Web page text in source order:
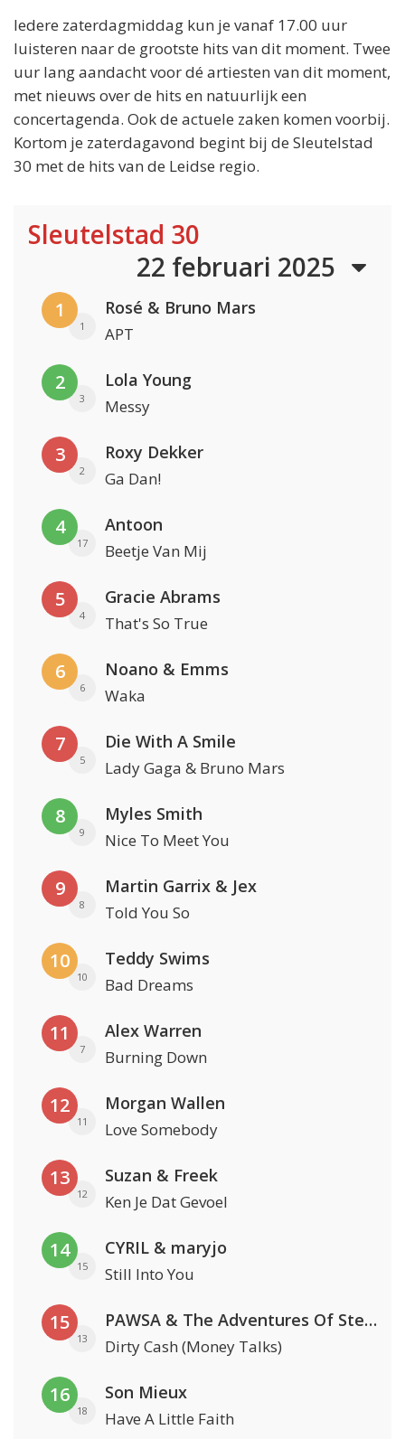
Iedere zaterdagmiddag kun je vanaf 17.00 uur
luisteren naar de grootste hits van dit moment. Twee
uur lang aandacht voor dé artiesten van dit moment,
met nieuws over de hits en natuurlijk een
concertagenda. Ook de actuele zaken komen voorbij.
Kortom je zaterdagavond begint bij de Sleutelstad
30 met de hits van de Leidse regio.
Sleutelstad 30
22 februari 2025
1
1
Rosé & Bruno Mars
APT
2
3
Lola Young
Messy
3
2
Roxy Dekker
Ga Dan!
4
17
Antoon
Beetje Van Mij
5
4
Gracie Abrams
That's So True
6
6
Noano & Emms
Waka
7
5
Die With A Smile
Lady Gaga & Bruno Mars
8
9
Myles Smith
Nice To Meet You
9
8
Martin Garrix & Jex
Told You So
10
10
Teddy Swims
Bad Dreams
11
7
Alex Warren
Burning Down
12
11
Morgan Wallen
Love Somebody
13
12
Suzan & Freek
Ken Je Dat Gevoel
14
15
CYRIL & maryjo
Still Into You
15
13
PAWSA & The Adventures Of Stevie V
Dirty Cash (Money Talks)
16
18
Son Mieux
Have A Little Faith